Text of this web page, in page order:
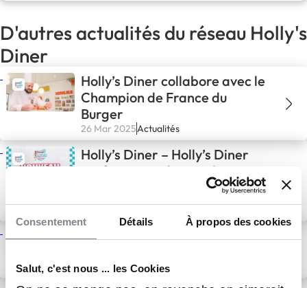
Consentement Détails À propos des cookies
Salut, c'est nous ... les Cookies
D'autres actualités du réseau Holly's
Diner
Holly’s Diner collabore avec le
Champion de France du
Burger
26 Mar 2025Actualités
Holly’s Diner – Holly’s Diner
renforce sa relation client
avec un CRM de pointe
13 Déc 2024Actualités
Un 25ème Holly’s Diner pour
4 Déc 2024 Actualités